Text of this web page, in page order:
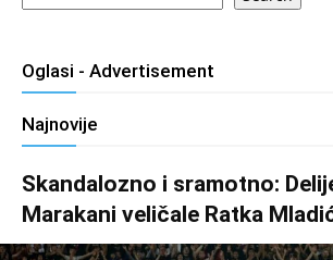
Oglasi - Advertisement
Najnovije
Skandalozno i sramotno:
Marakani veličale Ratka